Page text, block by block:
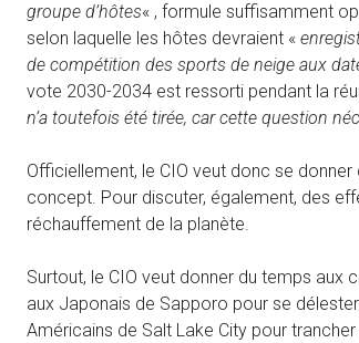
groupe d’hôtes« , formule suffisamment
selon laquelle les hôtes devraient «
de compétition des sports de neige aux
vote 2030-2034 est ressorti pendant la
n’a toutefois été tirée, car cette question
Officiellement, le CIO veut donc se donner
concept. Pour discuter, également, des
réchauffement de la planète.
Surtout, le CIO veut donner du temps aux
aux Japonais de Sapporo pour se
Américains de Salt Lake City pour